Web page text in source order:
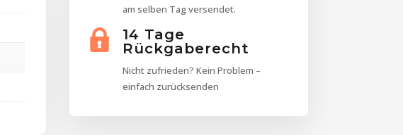
am selben Tag versendet.
14 Tage
Rückgaberecht
Nicht zufrieden? Kein Problem –
einfach zurücksenden